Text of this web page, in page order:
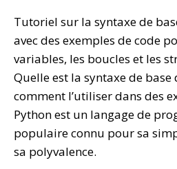
Tutoriel sur la syntaxe de
avec des exemples de code
variables, les boucles et les
Quelle est la syntaxe de base
comment l’utiliser dans des
Python est un langage de
populaire connu pour sa
sa polyvalence.